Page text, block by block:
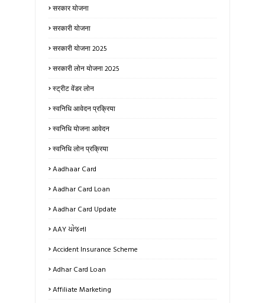
सरकार योजना
सरकारी योजना
सरकारी योजना 2025
सरकारी लोन योजना 2025
स्ट्रीट वेंडर लोन
स्वनिधि आवेदन प्रक्रिया
स्वनिधि योजना आवेदन
स्वनिधि लोन प्रक्रिया
Aadhaar Card
Aadhar Card Loan
Aadhar Card Update
AAY યોજના
Accident Insurance Scheme
Adhar Card Loan
Affiliate Marketing